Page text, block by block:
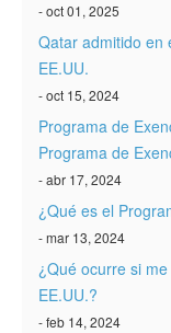
Contacto
- oct 01, 2025
Qatar admitido en
EE.UU.
- oct 15, 2024
Programa de
Programa de
- abr 17, 2024
¿Qué es el
- mar 13, 2024
¿Qué ocurre si
EE.UU.?
- feb 14, 2024